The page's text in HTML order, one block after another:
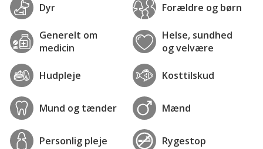
Dyr Forældre og børn
Generelt om
medicin
Helse, sundhed
og velvære
Hudpleje Kosttilskud
Mund og tænder Mænd
Personlig pleje Rygestop